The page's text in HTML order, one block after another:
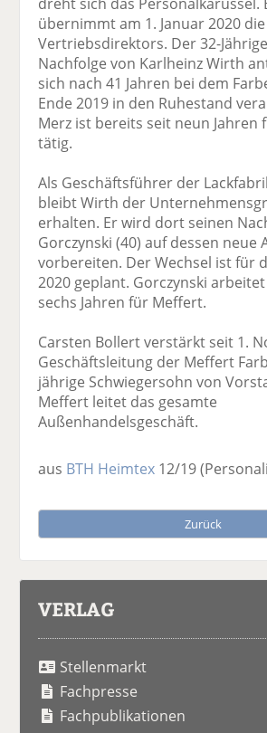
übernimmt am 1. Januar 2020
Vertriebsdirektors. Der 32-
Nachfolge von Karlheinz Wirth
sich nach 41 Jahren bei dem
Ende 2019 in den Ruhestand
Merz ist bereits seit neun Jahren
tätig.
Als Geschäftsführer der
bleibt Wirth der
erhalten. Er wird dort seinen
Gorczynski (40) auf dessen neue
vorbereiten. Der Wechsel ist für
2020 geplant. Gorczynski
sechs Jahren für Meffert.
Carsten Bollert verstärkt seit 1.
Geschäftsleitung der Meffert
jährige Schwiegersohn von
Meffert leitet das gesamte
Außenhandelsgeschäft.
aus BTH Heimtex 12/19
Zurück
VERLAG
Stellenmarkt
Fachpresse
Fachpublikationen